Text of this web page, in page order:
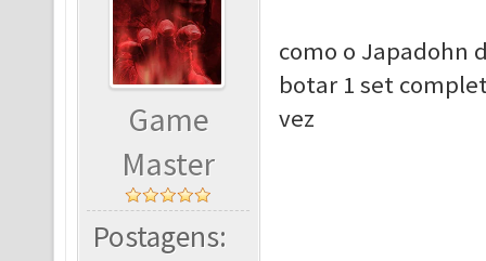
Game
Master
Postagens:
como o Japadohn
botar 1 set
vez